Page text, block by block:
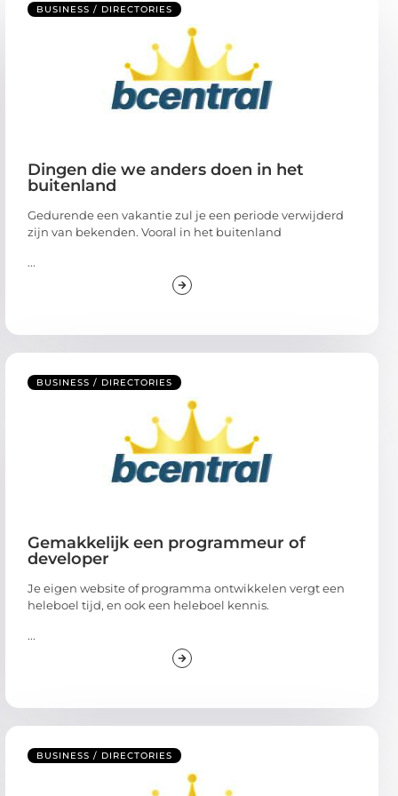
BUSINESS / DIRECTORIES
Dingen die we anders doen in het
buitenland
Gedurende een vakantie zul je een periode verwijderd
zijn van bekenden. Vooral in het buitenland
...
BUSINESS / DIRECTORIES
Gemakkelijk een programmeur of
developer
Je eigen website of programma ontwikkelen vergt een
heleboel tijd, en ook een heleboel kennis.
...
BUSINESS / DIRECTORIES